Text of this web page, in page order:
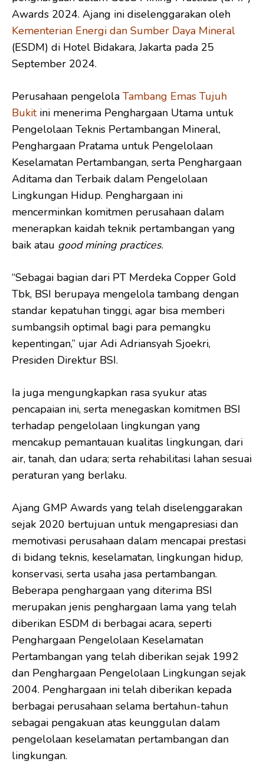
Awards 2024. Ajang ini diselenggarakan oleh
Kementerian Energi dan Sumber Daya Mineral
(ESDM) di Hotel Bidakara, Jakarta pada 25
September 2024.
Perusahaan pengelola Tambang Emas Tujuh
Bukitini menerima Penghargaan Utama untuk
Pengelolaan Teknis Pertambangan Mineral,
Penghargaan Pratama untuk Pengelolaan
Keselamatan Pertambangan, serta Penghargaan
Aditama dan Terbaik dalam Pengelolaan
Lingkungan Hidup. Penghargaan ini
mencerminkan komitmen perusahaan dalam
menerapkan kaidah teknik pertambangan yang
baik atau good mining practices.
“Sebagai bagian dari PT Merdeka Copper Gold
Tbk, BSI berupaya mengelola tambang dengan
standar kepatuhan tinggi, agar bisa memberi
sumbangsih optimal bagi para pemangku
kepentingan,” ujar Adi Adriansyah Sjoekri,
Presiden Direktur BSI.
Ia juga mengungkapkan rasa syukur atas
pencapaian ini, serta menegaskan komitmen BSI
terhadap pengelolaan lingkungan yang
mencakup pemantauan kualitas lingkungan, dari
air, tanah, dan udara; serta rehabilitasi lahan sesuai
peraturan yang berlaku.
Ajang GMP Awards yang telah diselenggarakan
sejak 2020 bertujuan untuk mengapresiasi dan
memotivasi perusahaan dalam mencapai prestasi
di bidang teknis, keselamatan, lingkungan hidup,
konservasi, serta usaha jasa pertambangan.
Beberapa penghargaan yang diterima BSI
merupakan jenis penghargaan lama yang telah
diberikan ESDM di berbagai acara, seperti
Penghargaan Pengelolaan Keselamatan
Pertambangan yang telah diberikan sejak 1992
dan Penghargaan Pengelolaan Lingkungan sejak
2004. Penghargaan ini telah diberikan kepada
berbagai perusahaan selama bertahun-tahun
sebagai pengakuan atas keunggulan dalam
pengelolaan keselamatan pertambangan dan
lingkungan.